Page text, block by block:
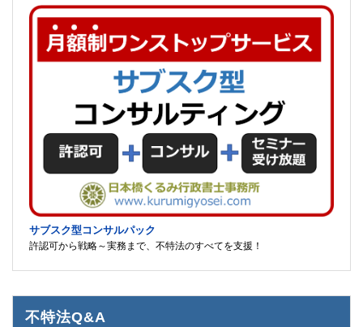
サブスク型コンサルパック
許認可から戦略～実務まで、不特法のすべてを支援！
不特法Q&A